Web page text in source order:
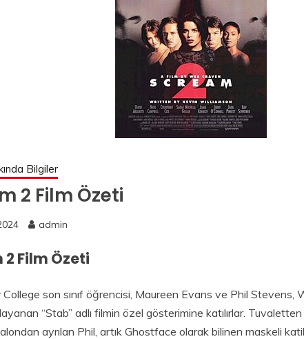
Bilgiler
2 Film Özeti
admin
2 Film Özeti
son sınıf öğrencisi, Maureen Evans ve Phil Stevens,
“Stab” adlı filmin özel gösterimine katılırlar. Tuvaletten
ayrılan Phil, artık Ghostface olarak bilinen maskeli